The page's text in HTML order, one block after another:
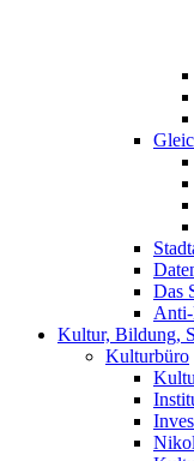
Das
Kultur, Bildung,
Kulturbüro